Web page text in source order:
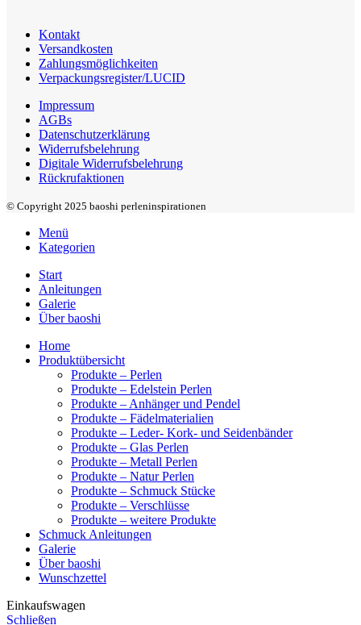
Kontakt
Versandkosten
Zahlungsmöglichkeiten
Verpackungsregister/LUCID
Impressum
AGBs
Datenschutzerklärung
Widerrufsbelehrung
Digitale Widerrufsbelehrung
Rückrufaktionen
© Copyright 2025 baoshi perleninspirationen
Menü
Kategorien
Start
Anleitungen
Galerie
Über baoshi
Home
Produktübersicht
Produkte – Perlen
Produkte – Edelstein Perlen
Produkte – Anhänger und Pendel
Produkte – Fädelmaterialien
Produkte – Leder- Kork- und Seidenbänder
Produkte – Glas Perlen
Produkte – Metall Perlen
Produkte – Natur Perlen
Produkte – Schmuck Stücke
Produkte – Verschlüsse
Produkte – weitere Produkte
Schmuck Anleitungen
Galerie
Über baoshi
Wunschzettel
Einkaufswagen
Schließen